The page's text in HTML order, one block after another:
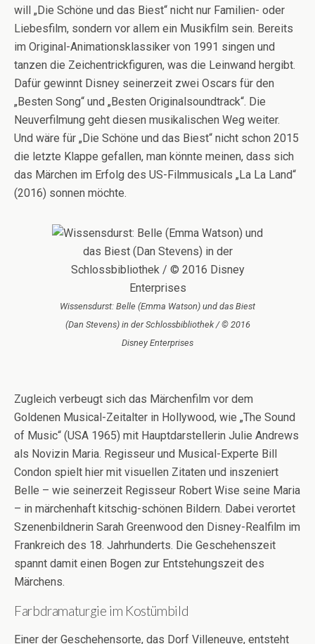
will „Die Schöne und das Biest“ nicht nur Familien- oder
Liebesfilm, sondern vor allem ein Musikfilm sein. Bereits
im Original-Animationsklassiker von 1991 singen und
tanzen die Zeichentrickfiguren, was die Leinwand hergibt.
Dafür gewinnt Disney seinerzeit zwei Oscars für den
„Besten Song“ und „Besten Originalsoundtrack“. Die
Neuverfilmung geht diesen musikalischen Weg weiter.
Und wäre für „Die Schöne und das Biest“ nicht schon 2015
die letzte Klappe gefallen, man könnte meinen, dass sich
das Märchen im Erfolg des US-Filmmusicals „La La Land“
(2016) sonnen möchte.
Wissensdurst: Belle (Emma Watson) und das Biest
(Dan Stevens) in der Schlossbibliothek / © 2016
Disney Enterprises
Zugleich verbeugt sich das Märchenfilm vor dem
Goldenen Musical-Zeitalter in Hollywood, wie „The Sound
of Music“ (USA 1965) mit Hauptdarstellerin Julie Andrews
als Novizin Maria. Regisseur und Musical-Experte Bill
Condon spielt hier mit visuellen Zitaten und inszeniert
Belle – wie seinerzeit Regisseur Robert Wise seine Maria
– in märchenhaft kitschig-schönen Bildern. Dabei verortet
Szenenbildnerin Sarah Greenwood den Disney-Realfilm im
Frankreich des 18. Jahrhunderts. Die Geschehenszeit
spannt damit einen Bogen zur Entstehungszeit des
Märchens.
Farbdramaturgie im Kostümbild
Einer der Geschehensorte, das Dorf Villeneuve, entsteht